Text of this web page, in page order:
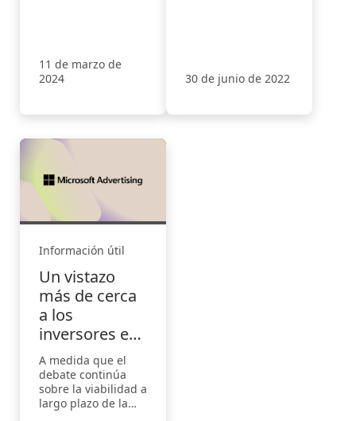
responsable de
marketing.
11 de marzo de
2024
tendencias
30 de junio de 2022
Información útil
Un vistazo
más de cerca
a los
inversores en
criptomonedas
A medida que el
debate continúa
sobre la viabilidad a
largo plazo de la